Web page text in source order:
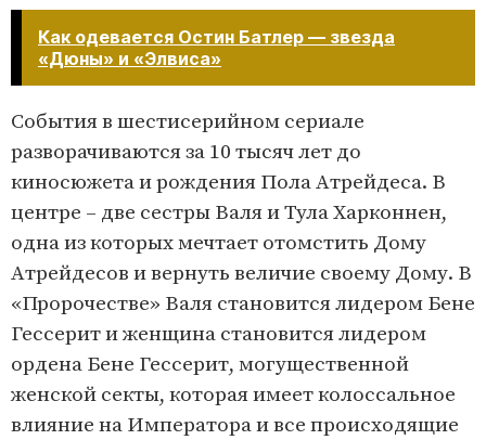
Как одевается Остин Батлер — звезда
«Дюны» и «Элвиса»
События в шестисерийном сериале
разворачиваются за 10 тысяч лет до
киносюжета и рождения Пола Атрейдеса. В
центре – две сестры Валя и Тула Харконнен,
одна из которых мечтает отомстить Дому
Атрейдесов и вернуть величие своему Дому. В
«Пророчестве» Валя становится лидером Бене
Гессерит и женщина становится лидером
ордена Бене Гессерит, могущественной
женской секты, которая имеет колоссальное
влияние на Императора и все происходящие